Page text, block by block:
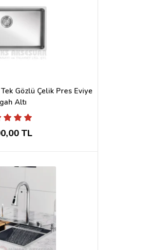
Gözlü Çelik Pres Eviye
Altı
TL